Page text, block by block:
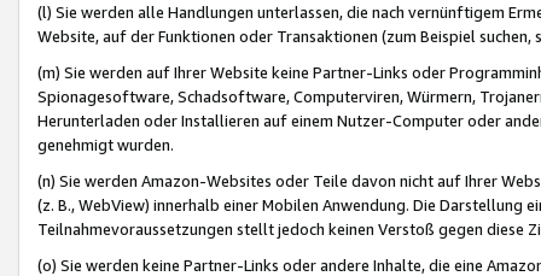
(l) Sie werden alle Handlungen unterlassen, die nach vernünftigem
Website, auf der Funktionen oder Transaktionen (zum Beispiel
(m) Sie werden auf Ihrer Website keine Partner-Links oder
Spionagesoftware, Schadsoftware, Computerviren, Würmern,
Herunterladen oder Installieren auf einem Nutzer-Computer oder
genehmigt wurden.
(n) Sie werden Amazon-Websites oder Teile davon nicht auf Ihrer
(z. B., WebView) innerhalb einer Mobilen Anwendung. Die Darstellung
Teilnahmevoraussetzungen stellt jedoch keinen Verstoß gegen diese
(o) Sie werden keine Partner-Links oder andere Inhalte, die eine